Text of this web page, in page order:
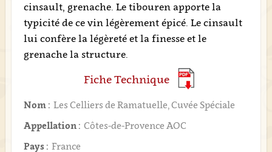
cinsault, grenache. Le tibouren apporte la
typicité de ce vin légèrement épicé. Le cinsault
lui confère la légèreté et la finesse et le
grenache la structure.
Fiche Technique
Nom : Les Celliers de Ramatuelle, Cuvée Spéciale
Appellation : Côtes-de-Provence AOC
Pays : France